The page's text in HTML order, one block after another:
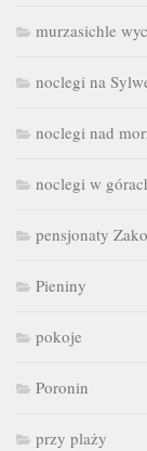
murzasichle
noclegi na
noclegi nad
noclegi w
pensjonaty
Pieniny
pokoje
Poronin
przy plaży